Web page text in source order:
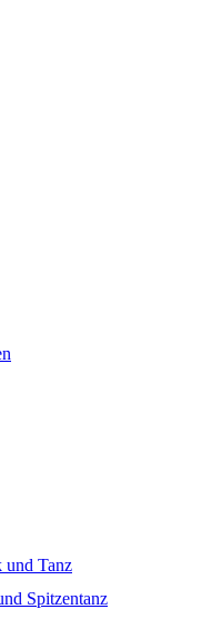
und Tanz
Spitzentanz